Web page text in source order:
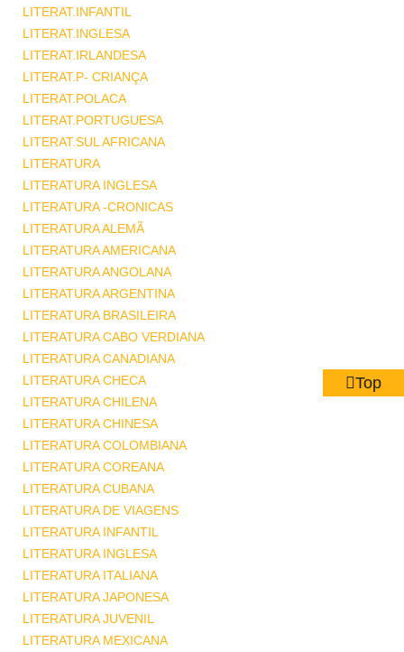
LITERAT.INFANTIL
LITERAT.INGLESA
LITERAT.IRLANDESA
LITERAT.P- CRIANÇA
LITERAT.POLACA
LITERAT.PORTUGUESA
LITERAT.SUL AFRICANA
LITERATURA
LITERATURA INGLESA
LITERATURA -CRONICAS
LITERATURA ALEMÃ
LITERATURA AMERICANA
LITERATURA ANGOLANA
LITERATURA ARGENTINA
LITERATURA BRASILEIRA
LITERATURA CABO VERDIANA
LITERATURA CANADIANA
LITERATURA CHECA
LITERATURA CHILENA
LITERATURA CHINESA
LITERATURA COLOMBIANA
LITERATURA COREANA
LITERATURA CUBANA
LITERATURA DE VIAGENS
LITERATURA INFANTIL
LITERATURA INGLESA
LITERATURA ITALIANA
LITERATURA JAPONESA
LITERATURA JUVENIL
LITERATURA MEXICANA
Top